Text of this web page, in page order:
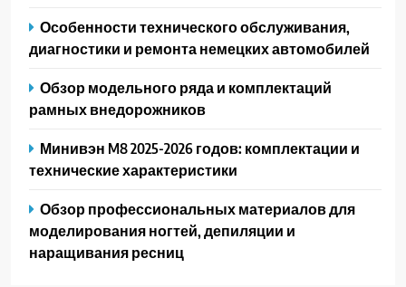
Особенности технического обслуживания,
диагностики и ремонта немецких автомобилей
Обзор модельного ряда и комплектаций
рамных внедорожников
Минивэн M8 2025-2026 годов: комплектации и
технические характеристики
Обзор профессиональных материалов для
моделирования ногтей, депиляции и
наращивания ресниц